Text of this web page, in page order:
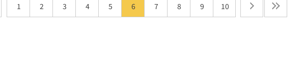
1 2 3 4 5 6 7 8 9 10